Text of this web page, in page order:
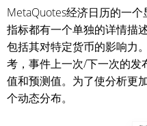
MetaQuotes经济日历的一
指标都有一个单独的详情描
包括其对特定货币的影响力
考，事件上一次/下一次的
值和预测值。为了使分析更
个动态分布。